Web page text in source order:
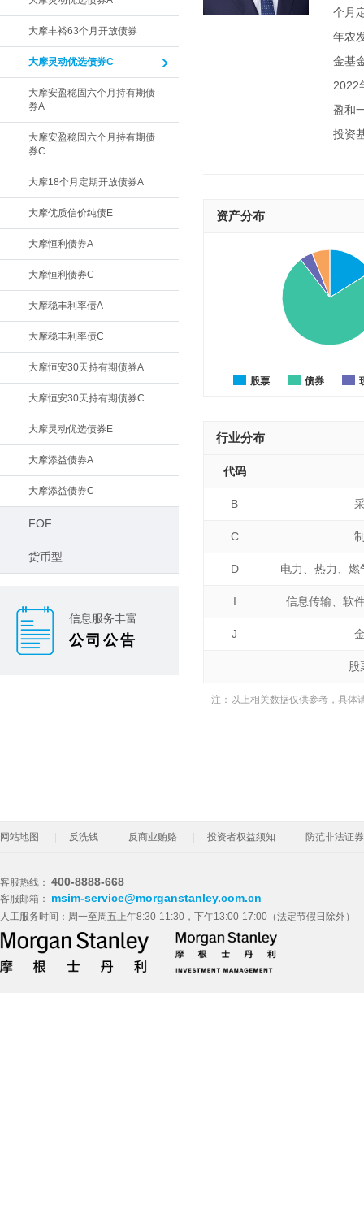
大摩丰裕63个月开放债券
大摩灵动优选债券C
大摩安盈稳固六个月持有期债
券A
大摩安盈稳固六个月持有期债
券C
大摩18个月定期开放债券A
大摩优质信价纯债E
大摩恒利债券A
大摩恒利债券C
大摩稳丰利率债A
大摩稳丰利率债C
大摩恒安30天持有期债券A
大摩恒安30天持有期债券C
大摩灵动优选债券E
大摩添益债券A
大摩添益债券C
FOF
货币型
信息服务丰富
公司公告
个月
年农
金基
2022
盈和
投资
资产分布
股票 债券
行业分布
代码
B
C
D 电力、热力、
I 信息传输、软
J
股
注：以上相关数据仅供参考，具体
网站地图 反洗钱 反商业贿赂 投资者权益须知 防范非法证
客服热线： 400-8888-668
客服邮箱： msim-service@morganstanley.com.cn
人工服务时间：周一至周五上午8:30-11:30，下午13:00-17:00（法定节假日除外）